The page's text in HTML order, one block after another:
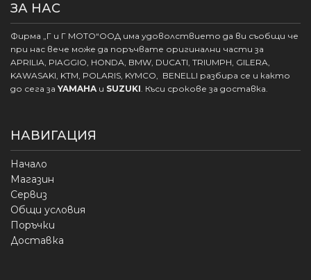
ЗА НАС
Фирма „Г и Г МОТО“ООД има удоволствието да ви съобщи че
при нас вече може да поръчвате оригинални части за
APRILIA, PIAGGIO, HONDA, BMW, DUCATI, TRIUMPH, GILERA,
KAWASAKI, KTM, POLARIS, KYMCO, BENELLI разбира се и както
до сега за YAMAHA и SUZUKI. Къси срокове за доставка.
НАВИГАЦИЯ
Начало
Магазин
Сервиз
Общи условия
Поръчки
Доставка